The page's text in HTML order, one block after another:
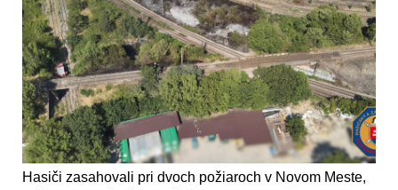
Hasiči zasahovali pri dvoch požiaroch v Novom Meste,